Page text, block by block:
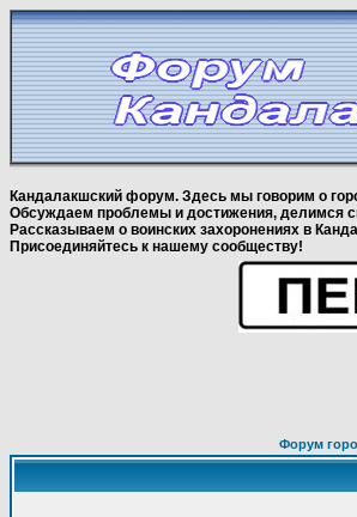
Кандалакшский форум. Здесь мы говорим о
Обсуждаем проблемы и достижения, делимся
Рассказываем о воинских захоронениях в
Присоединяйтесь к нашему сообществу!
Форум